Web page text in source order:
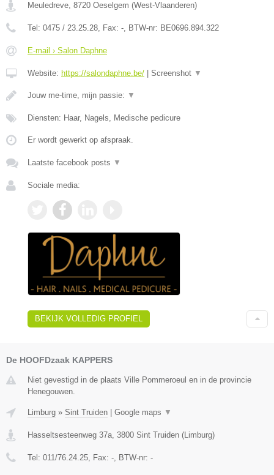
Meuledreve, 8720 Oeselgem (West-Vlaanderen)
Tel: 0475 / 23.25.28, Fax: -, BTW-nr: BE0696.894.322
E-mail › Salon Daphne
Website: https://salondaphne.be/ Screenshot ▼
Jouw me-time, mijn passie: ▼
Diensten: Haar, Nagels, Medische pedicure
Er wordt gewerkt op afspraak.
Laatste facebook posts ▼
Sociale media:
BEKIJK VOLLEDIG PROFIEL
De HOOFDzaak KAPPERS
Niet gevestigd in de plaats Ville Pommeroeul en in de provincie
Henegouwen.
Limburg » Sint Truiden Google maps ▼
Hasseltsesteenweg 37a, 3800 Sint Truiden (Limburg)
Tel: 011/76.24.25, Fax: -, BTW-nr: -